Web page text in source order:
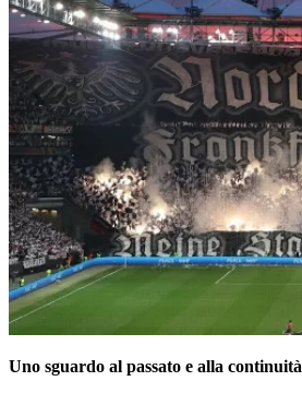
Uno sguardo al passato e alla continuità